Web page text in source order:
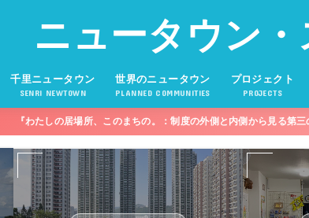
ニュータウン
千里ニュータウン
SENRI NEWTOWN
世界のニュータウン
PLANNED COMMUNITIES
プロジェクト
PROJECTS
『わたしの居場所、このまちの。：制度の外側と内側から見る第